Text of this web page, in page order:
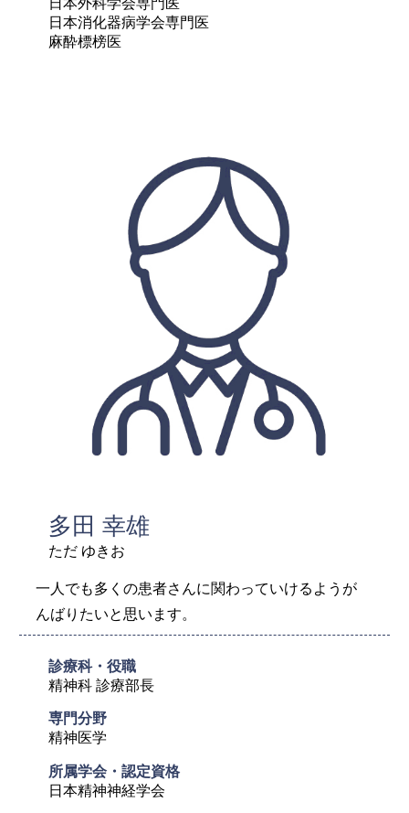
日本消化器病学会専門医
麻酔標榜医
多田 幸雄
ただ ゆきお
一人でも多くの患者さんに関わっていけるようが
んばりたいと思います。
診療科・役職
精神科 診療部長
専門分野
精神医学
日本精神神経学会